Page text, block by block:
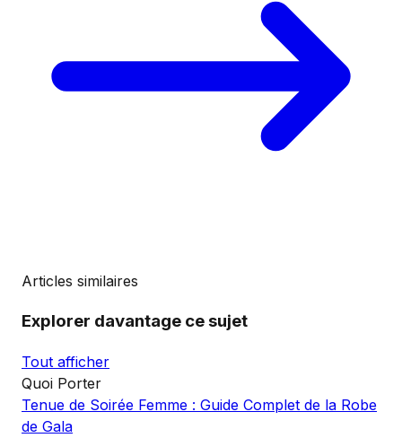
Articles similaires
Explorer davantage ce sujet
Tout afficher
Quoi Porter
Tenue de Soirée Femme : Guide Complet de la Robe
de Gala